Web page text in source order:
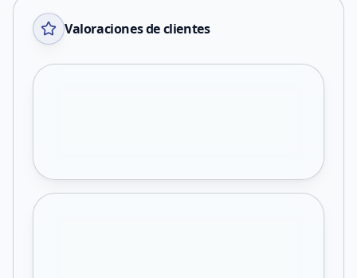
Valoraciones de clientes